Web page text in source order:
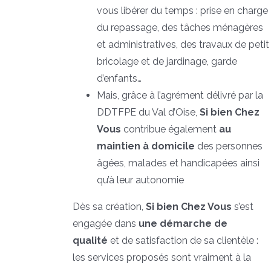
vous libérer du temps : prise en charge
du repassage, des tâches ménagères
et administratives, des travaux de petit
bricolage et de jardinage, garde
d’enfants…
Mais, grâce à l’agrément délivré par la
DDTFPE du Val d’Oise, Si bien Chez
Vous contribue également au
maintien à domicile des personnes
âgées, malades et handicapées ainsi
qu’à leur autonomie
Dès sa création, Si bien Chez Vous s’est
engagée dans une démarche de
qualité et de satisfaction de sa clientèle :
les services proposés sont vraiment à la